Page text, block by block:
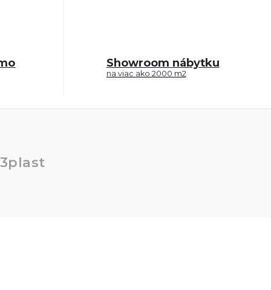
Showroom nábytku
na viac ako 2000 m2